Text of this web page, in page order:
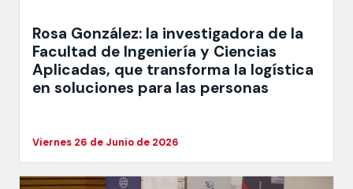
Rosa González: la investigadora de la
Facultad de Ingeniería y Ciencias
Aplicadas, que transforma la logística
en soluciones para las personas
Viernes 26 de Junio de 2026